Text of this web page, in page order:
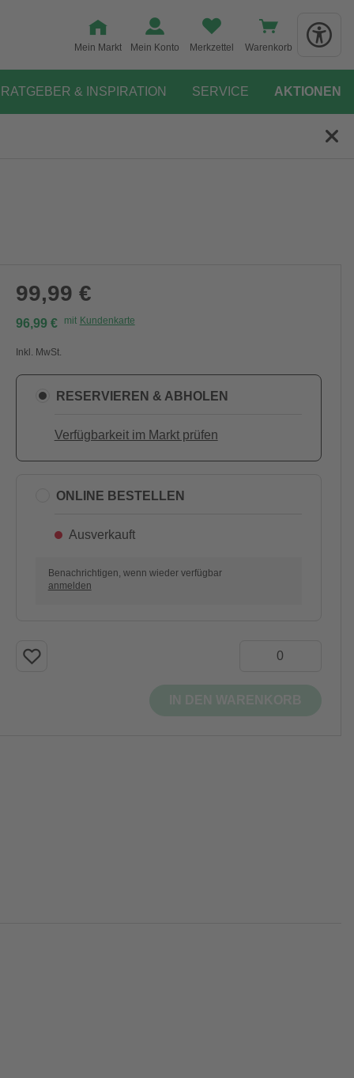
Mein Markt Mein Konto Merkzettel Warenkorb
RATGEBER & INSPIRATION SERVICE AKTIONEN
99,99 €
96,99 € mit Kundenkarte
Inkl. MwSt.
RESERVIEREN & ABHOLEN
Verfügbarkeit im Markt prüfen
ONLINE BESTELLEN
Ausverkauft
Benachrichtigen, wenn wieder verfügbar
anmelden